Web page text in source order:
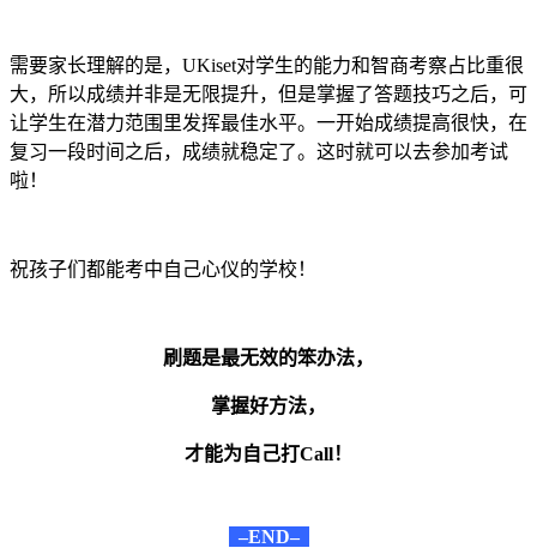
需要家长理解的是，UKiset对学生的能力和智商考察占比重很
大，所以成绩并非是无限提升，但是掌握了答题技巧之后，可
让学生在潜力范围里发挥最佳水平。一开始成绩提高很快，在
复习一段时间之后，成绩就稳定了。这时就可以去参加考试
啦！
祝孩子们都能考中自己心仪的学校！
刷题是最无效的笨办法，
掌握好方法，
才能为自己打Call！
–END–